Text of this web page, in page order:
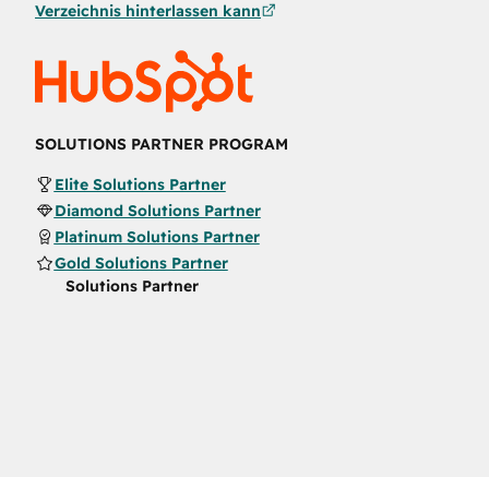
Verzeichnis hinterlassen kann
SOLUTIONS PARTNER PROGRAM
Elite Solutions Partner
Diamond Solutions Partner
Platinum Solutions Partner
Gold Solutions Partner
Solutions Partner